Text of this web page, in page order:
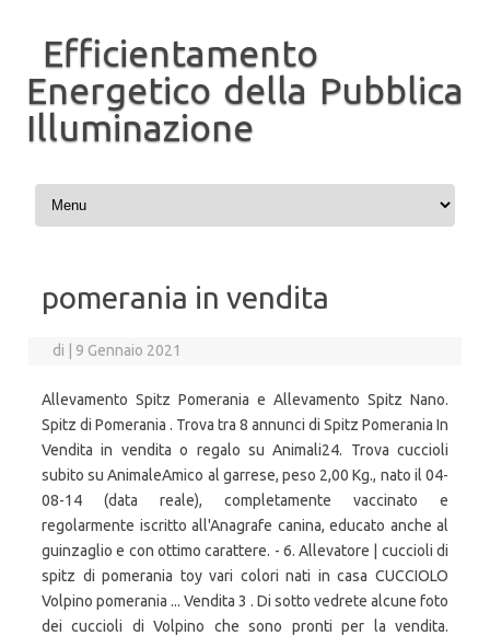
Efficientamento
Energetico della Pubblica
Illuminazione
Vai al contenuto
pomerania in vendita
di 9 Gennaio 2021
Allevamento Spitz Pomerania e Allevamento Spitz Nano.
Spitz di Pomerania . Trova tra 8 annunci di Spitz Pomerania In
Vendita in vendita o regalo su Animali24. Trova cuccioli
subito su AnimaleAmico al garrese, peso 2,00 Kg., nato il 04-
08-14 (data reale), completamente vaccinato e
regolarmente iscritto all'Anagrafe canina, educato anche al
guinzaglio e con ottimo carattere. - 6. Allevatore | cuccioli di
spitz di pomerania toy vari colori nati in casa CUCCIOLO
Volpino pomerania ... Vendita 3 . Di sotto vedrete alcune foto
dei cuccioli di Volpino che sono pronti per la vendita.